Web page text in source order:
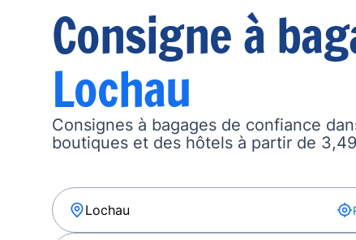
Consigne à
Lochau
Consignes à bagages de confiance
boutiques et des hôtels à partir de